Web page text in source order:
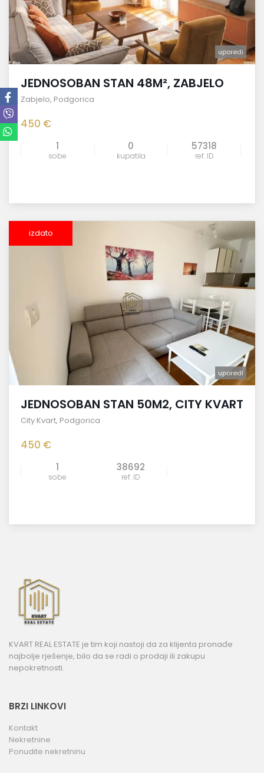
uporedi
JEDNOSOBAN STAN 48M², ZABJELO
Zabjelo, Podgorica
450 €
1
sobe
0
kupatila
57318
ref. ID
izdato
uporedi
JEDNOSOBAN STAN 50M2, CITY KVART
City Kvart, Podgorica
450 €
1
sobe
38692
ref. ID
KVART REAL ESTATE je tim koji nastoji da za klijenta pronađe
najbolje rješenje, bilo da se radi o prodaji ili zakupu
nepokretnosti.
BRZI LINKOVI
Kontakt
Nekretnine
Ponudite nekretninu